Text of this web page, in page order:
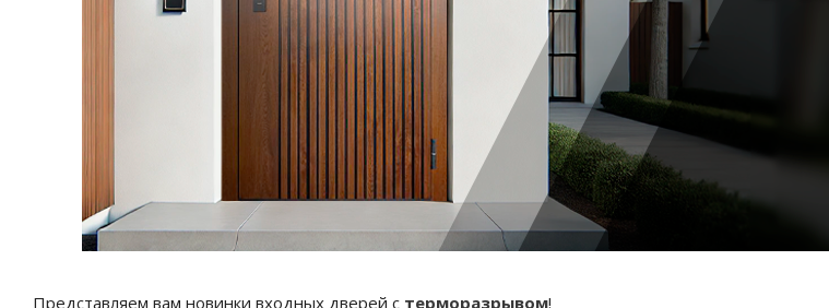
Представляем вам новинки входных дверей с терморазрывом!